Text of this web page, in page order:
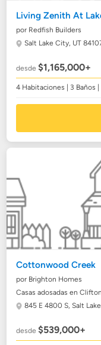
Living Zenith At
por Redfish Builders
Salt Lake City, UT
desde$1,165,000+
4 Habitaciones | 3 Baños |
Cottonwood Creek
por Brighton Homes
Casas adosadas en
845 E 4800 S,Salt
desde$539,000+